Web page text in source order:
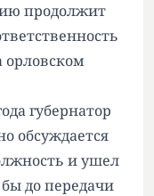
продолжит
орловском
губернатор
обсуждается
и ушел
до передачи